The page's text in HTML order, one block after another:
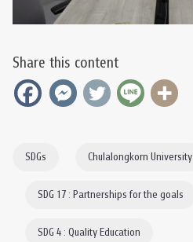
Share this content
SDGs Chulalongkorn University
SDG 17 : Partnerships for the goals
SDG 4 : Quality Education